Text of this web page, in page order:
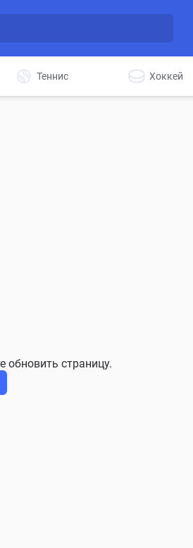
Теннис Хоккей
обновить страницу.